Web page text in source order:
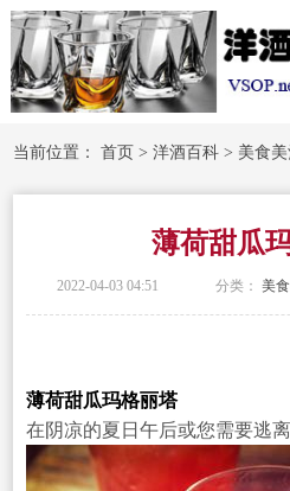
当前位置：首页 >洋酒百科 > 美食美
薄荷甜瓜
2022-04-03 04:51 分类：美
薄荷甜瓜玛格丽塔
在阴凉的夏日午后或您需要逃